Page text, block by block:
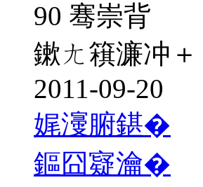
90 骞崇背
鏉ㄤ簯濂冲＋
2011-09-20
娓濅腑鍖�
鏂囧寲瀹�